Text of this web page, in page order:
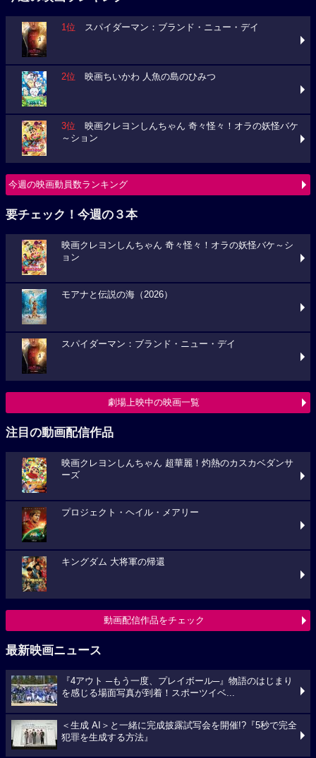
1位 スパイダーマン：ブランド・ニュー・デイ
2位 映画ちいかわ 人魚の島のひみつ
3位 映画クレヨンしんちゃん 奇々怪々！オラの妖怪バケ
～ション
今週の映画動員数ランキング
要チェック！今週の３本
映画クレヨンしんちゃん 奇々怪々！オラの妖怪バケ～シ
ョン
モアナと伝説の海（2026）
スパイダーマン：ブランド・ニュー・デイ
劇場上映中の映画一覧
注目の動画配信作品
映画クレヨンしんちゃん 超華麗！灼熱のカスカベダンサ
ーズ
プロジェクト・ヘイル・メアリー
キングダム 大将軍の帰還
動画配信作品をチェック
最新映画ニュース
『4アウト ─もう一度、プレイボール─』物語のはじまり
を感じる場面写真が到着！スポーツイベ...
＜生成 AI＞と一緒に完成披露試写会を開催!?『5秒で完全
犯罪を生成する方法』